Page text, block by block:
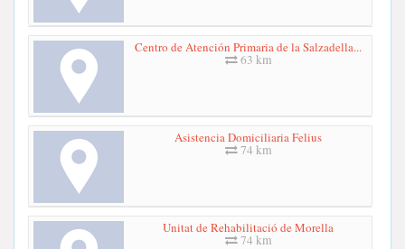
Centro de Atención Primaria de la Salzadella...
63 km
Asistencia Domiciliaria Felius
74 km
Unitat de Rehabilitació de Morella
74 km